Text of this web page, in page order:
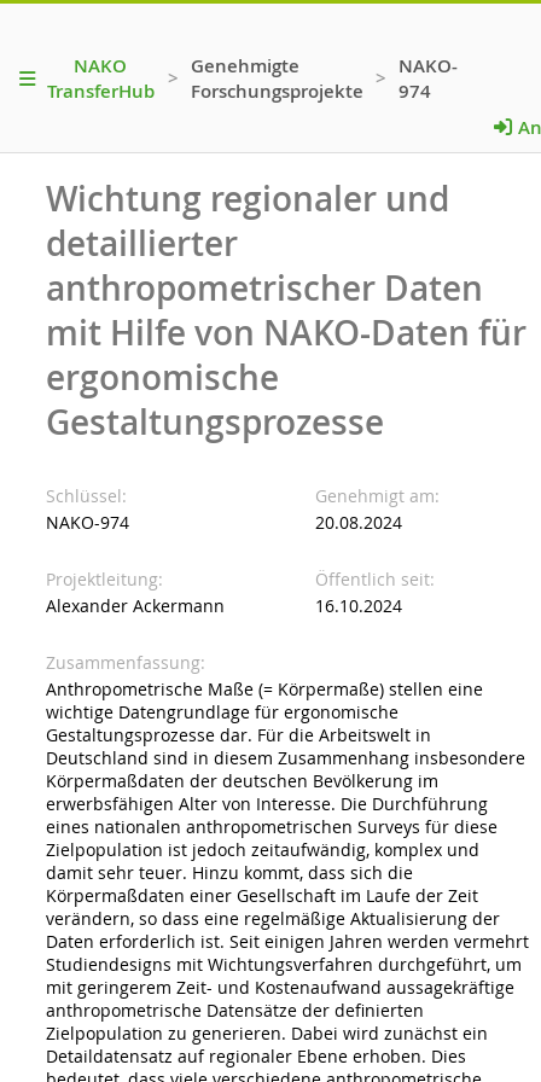
NAKO
TransferHub > Genehmigte
Forschungsprojekte > NAKO-
974
Wichtung regionaler und
detaillierter
anthropometrischer Daten
mit Hilfe von NAKO-Daten für
ergonomische
Gestaltungsprozesse
Schlüssel
NAKO-974
Projektleitung
Alexander Ackermann
Genehmigt am
20.08.2024
Öffentlich seit
16.10.2024
Zusammenfassung
Anthropometrische Maße (= Körpermaße) stellen eine
wichtige Datengrundlage für ergonomische
Gestaltungsprozesse dar. Für die Arbeitswelt in
Deutschland sind in diesem Zusammenhang insbesondere
Körpermaßdaten der deutschen Bevölkerung im
erwerbsfähigen Alter von Interesse. Die Durchführung
eines nationalen anthropometrischen Surveys für diese
Zielpopulation ist jedoch zeitaufwändig, komplex und
damit sehr teuer. Hinzu kommt, dass sich die
Körpermaßdaten einer Gesellschaft im Laufe der Zeit
verändern, so dass eine regelmäßige Aktualisierung der
Daten erforderlich ist. Seit einigen Jahren werden vermehrt
Studiendesigns mit Wichtungsverfahren durchgeführt, um
mit geringerem Zeit- und Kostenaufwand aussagekräftige
anthropometrische Datensätze der definierten
Zielpopulation zu generieren. Dabei wird zunächst ein
Detaildatensatz auf regionaler Ebene erhoben. Dies